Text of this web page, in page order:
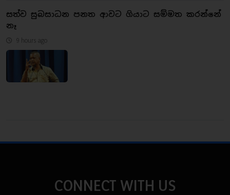
සත්ව සුබසාධන පනත ආවට ගියාට සම්මත කරන්නේ
නෑ
9 hours ago
CONNECT WITH US